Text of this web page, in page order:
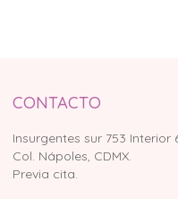
CONTACTO
Insurgentes sur 753 Interior
Col. Nápoles, CDMX.
Previa cita.